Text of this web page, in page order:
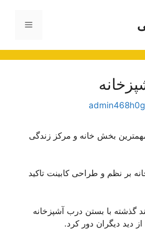
فهرست
بخش خانه و مرکز زندگی
بر نظم و طراحی کابینت تاکید
گذشته با بستن درب آشپزخانه
دید دیگران دور کرد.